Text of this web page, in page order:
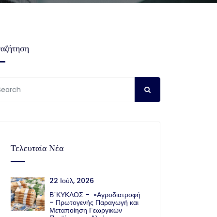
Τελευταία Νέα
22 Ιούλ, 2026
Β΄ΚΥΚΛΟΣ – «Αγροδιατροφή
– Πρωτογενής Παραγωγή και
Μεταποίηση Γεωργικών